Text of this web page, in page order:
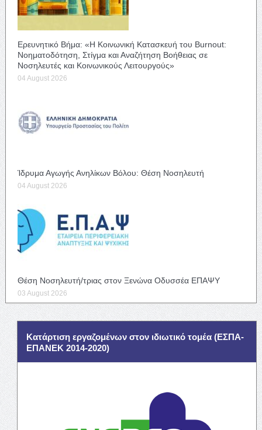
Ερευνητικό Βήμα: «Η Κοινωνική Κατασκευή του Burnout:
Νοηματοδότηση, Στίγμα και Αναζήτηση Βοήθειας σε
Νοσηλευτές και Κοινωνικούς Λειτουργούς»
04 August 2026
Ίδρυμα Αγωγής Ανηλίκων Βόλου: Θέση Νοσηλευτή
04 August 2026
Θέση Νοσηλευτή/τριας στον Ξενώνα Οδυσσέα ΕΠΑΨΥ
03 August 2026
Κατάρτιση εργαζομένων στον ιδιωτικό τομέα (ΕΣΠΑ-
ΕΠΑΝΕΚ 2014-2020)